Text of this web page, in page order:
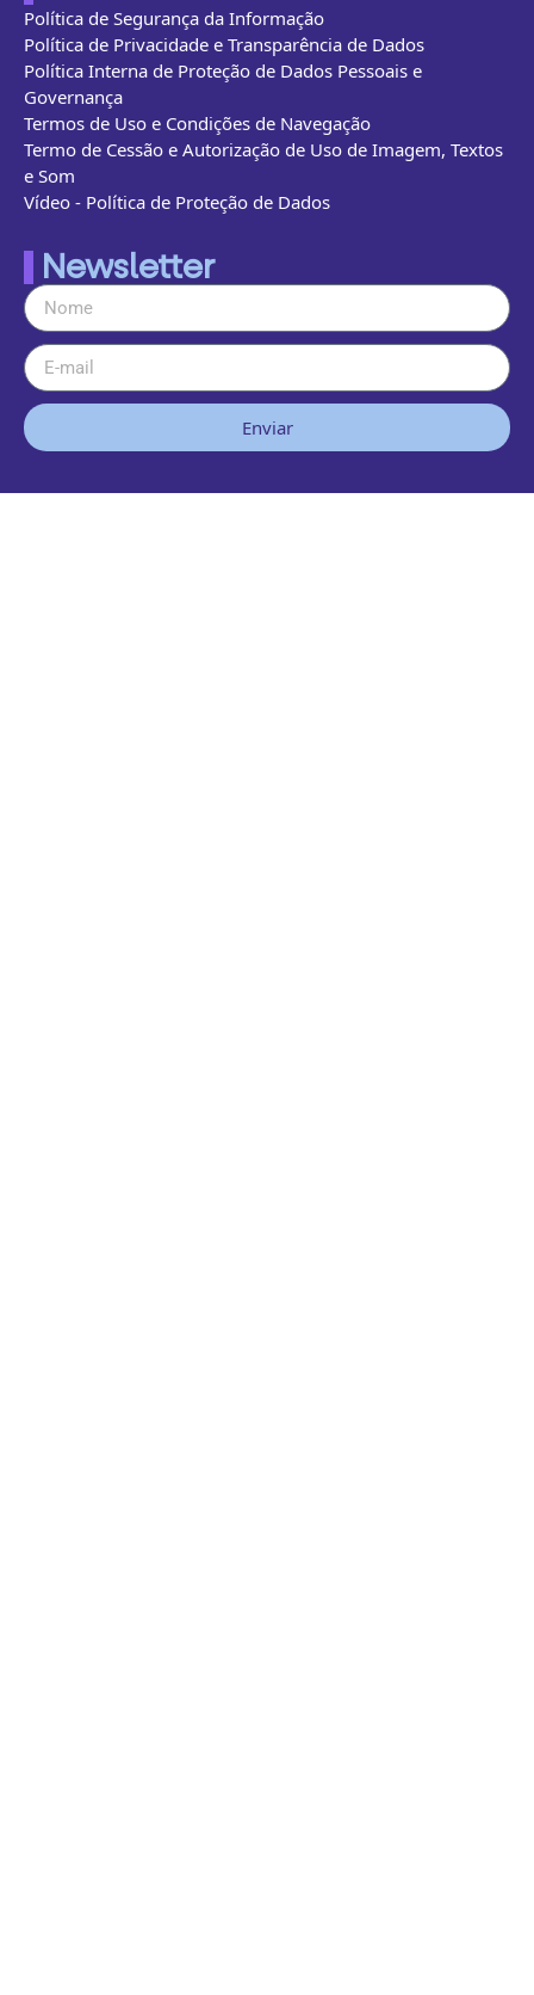
Política de Segurança da Informação
Política de Privacidade e Transparência de Dados
Política Interna de Proteção de Dados Pessoais e
Governança
Termos de Uso e Condições de Navegação
Termo de Cessão e Autorização de Uso de Imagem, Textos
e Som
Vídeo - Política de Proteção de Dados
Newsletter
Enviar